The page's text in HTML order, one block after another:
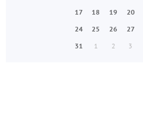
17
18 19 20
24
25 26 27
31
1 2 3